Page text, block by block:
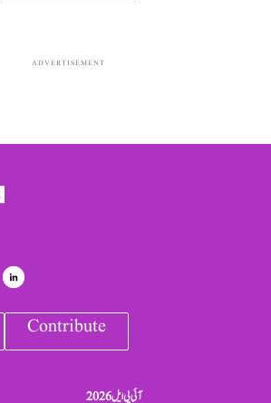
ADVERTISEMENT
Contribute
آئی پی ایل 2026